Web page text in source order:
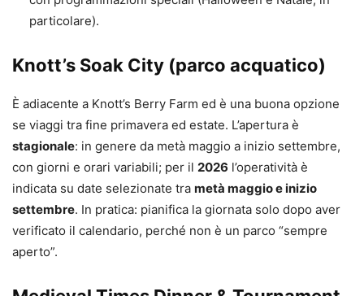
particolare).
Knott’s Soak City (parco acquatico)
È adiacente a Knott’s Berry Farm ed è una buona opzione
se viaggi tra fine primavera ed estate. L’apertura è
stagionale: in genere da metà maggio a inizio settembre,
con giorni e orari variabili; per il 2026 l’operatività è
indicata su date selezionate tra metà maggio e inizio
settembre. In pratica: pianifica la giornata solo dopo aver
verificato il calendario, perché non è un parco “sempre
aperto”.